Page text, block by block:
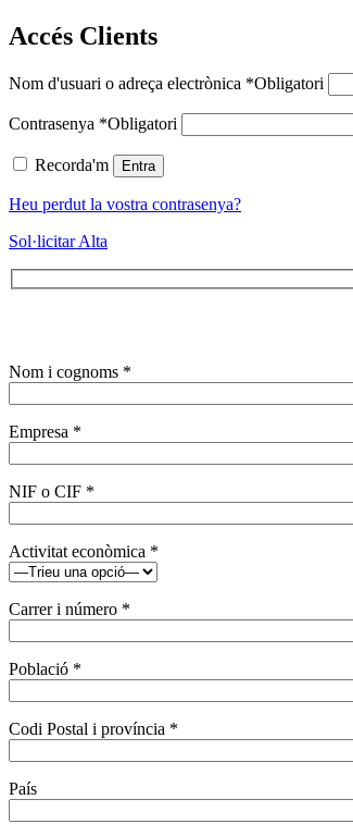
Accés Clients
Nom d'usuari o adreça electrònica *Obligatori
Contrasenya *Obligatori
Recorda'm Entra
Heu perdut la vostra contrasenya?
Sol·licitar Alta
Nom i cognoms *
Empresa *
NIF o CIF *
Activitat econòmica *
Carrer i número *
Població *
Codi Postal i província *
País